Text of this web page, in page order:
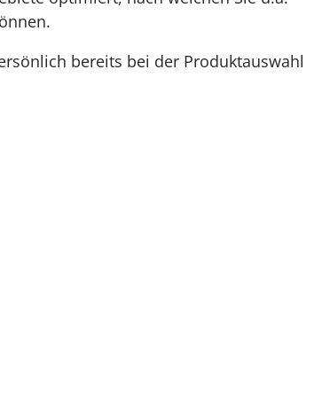
bereits bei der Produktauswahl